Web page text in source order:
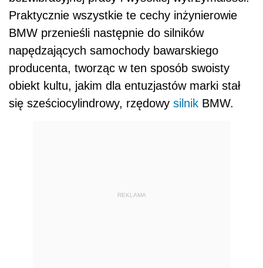
Praktycznie wszystkie te cechy inżynierowie
BMW przenieśli następnie do silników
napędzających samochody bawarskiego
producenta, tworząc w ten sposób swoisty
obiekt kultu, jakim dla entuzjastów marki stał
się sześciocylindrowy, rzędowy silnik BMW.
REKLAMA